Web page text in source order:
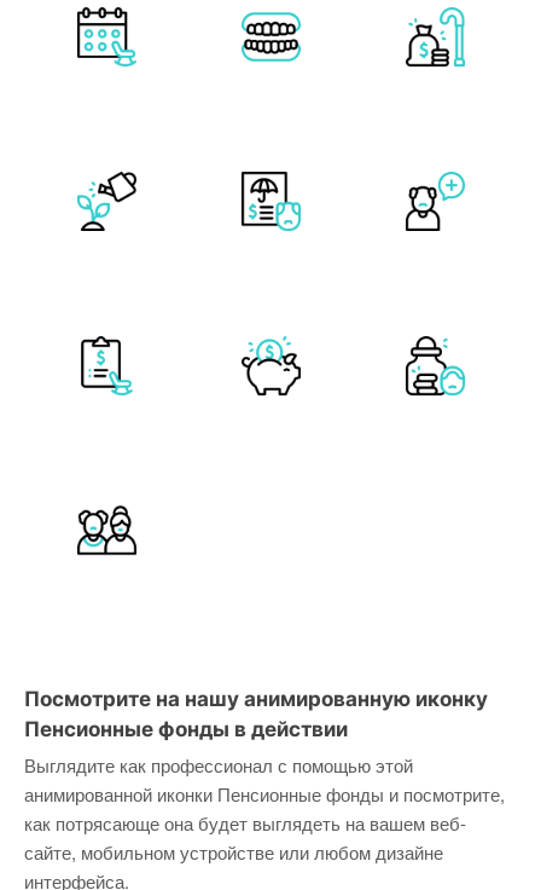
Посмотрите на нашу анимированную иконку
Пенсионные фонды в действии
Выглядите как профессионал с помощью этой
анимированной иконки Пенсионные фонды и посмотрите,
как потрясающе она будет выглядеть на вашем веб-
сайте, мобильном устройстве или любом дизайне
интерфейса.